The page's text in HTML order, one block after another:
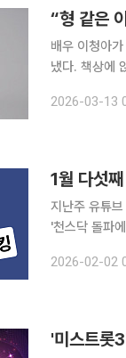
배우 이청아
냈다. 책상에
2026-03-13
1월 다섯
지난주 유튜
'천스닥 돌파
세 25% 즉각
2026-02-02